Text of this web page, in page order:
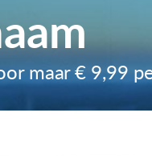
maar€ 9,99